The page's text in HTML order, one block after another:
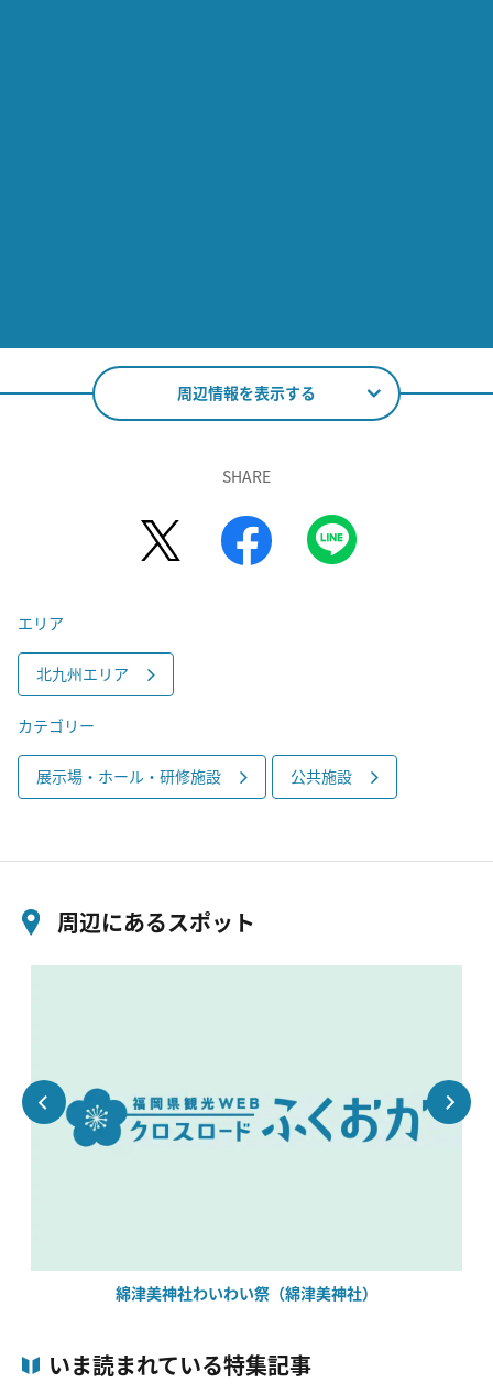
周辺情報を表示する
SHARE
エリア
北九州エリア
カテゴリー
展示場・ホール・研修施設 公共施設
周辺にあるスポット
綿津美神社わいわい祭（綿津美神社）
いま読まれている特集記事